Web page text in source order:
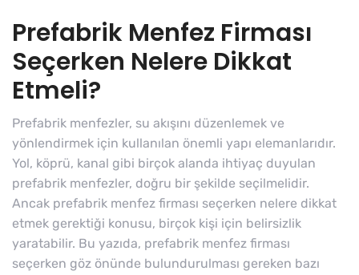
Prefabrik Menfez Firması
Seçerken Nelere Dikkat
Etmeli?
Prefabrik menfezler, su akışını düzenlemek ve
yönlendirmek için kullanılan önemli yapı elemanlarıdır.
Yol, köprü, kanal gibi birçok alanda ihtiyaç duyulan
prefabrik menfezler, doğru bir şekilde seçilmelidir.
Ancak prefabrik menfez firması seçerken nelere dikkat
etmek gerektiği konusu, birçok kişi için belirsizlik
yaratabilir. Bu yazıda, prefabrik menfez firması
seçerken göz önünde bulundurulması gereken bazı